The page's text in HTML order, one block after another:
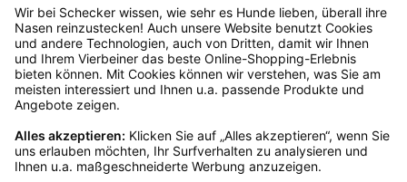
Rücksendeetikett zukommen.
Kundenservice
Mo – Fr 9 – 17 Uhr, Sa 9 – 13 Uhr